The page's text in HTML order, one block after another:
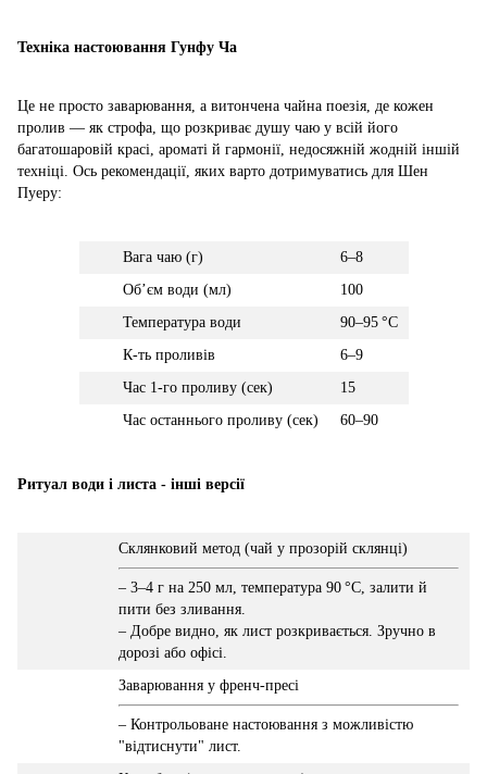
Техніка настоювання Гунфу Ча
Це не просто заварювання, а витончена чайна поезія, де кожен
пролив — як строфа, що розкриває душу чаю у всій його
багатошаровій красі, ароматі й гармонії, недосяжній жодній іншій
техніці. Ось рекомендації, яких варто дотримуватись для Шен
Пуеру:
Вага чаю (г)
6–8
Обʼєм води (мл)
100
Температура води
90–95 °C
К-ть проливів
6–9
Час 1-го проливу (сек)
15
Час останнього проливу (сек)
60–90
Ритуал води і листа - інші версії
Склянковий метод (чай у прозорій склянці)
– 3–4 г на 250 мл, температура 90 °C, залити й
пити без зливання.
– Добре видно, як лист розкривається. Зручно в
дорозі або офісі.
Заварювання у френч-пресі
– Контрольоване настоювання з можливістю
"відтиснути" лист.